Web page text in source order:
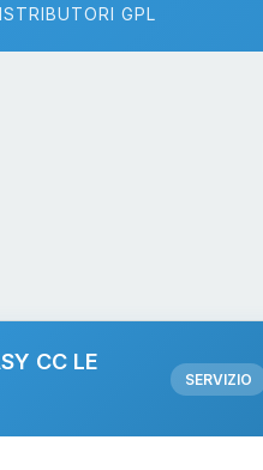
GPL
CC LE
SERVIZIO